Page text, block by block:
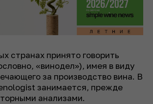
странах принято говорить
«винодел»), имея в виду
за производство вина. В
занимается, прежде
анализами.